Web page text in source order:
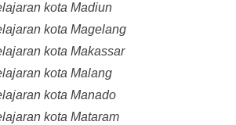
kota Madiun
kota Magelang
kota Makassar
kota Malang
kota Manado
kota Mataram